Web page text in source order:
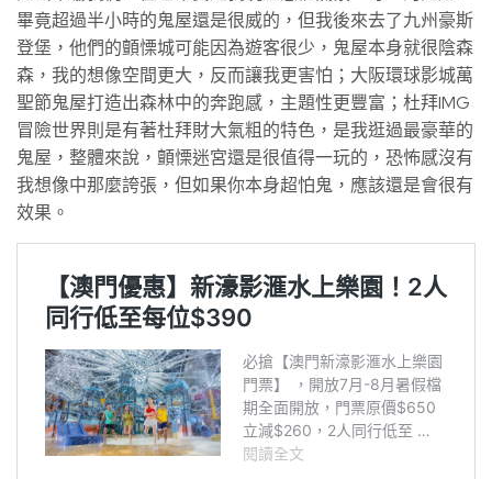
畢竟超過半小時的鬼屋還是很威的，但我後來去了九州豪斯
登堡，他們的顫慄城可能因為遊客很少，鬼屋本身就很陰森
森，我的想像空間更大，反而讓我更害怕；大阪環球影城萬
聖節鬼屋打造出森林中的奔跑感，主題性更豐富；杜拜IMG
冒險世界則是有著杜拜財大氣粗的特色，是我逛過最豪華的
鬼屋，整體來說，顫慄迷宮還是很值得一玩的，恐怖感沒有
我想像中那麼誇張，但如果你本身超怕鬼，應該還是會很有
效果。